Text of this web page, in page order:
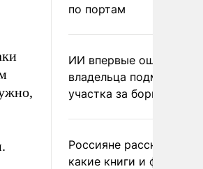
по портам
ИИ впервые
владельца
участка за борщевик
Россияне рассказали,
какие книги и фильмы